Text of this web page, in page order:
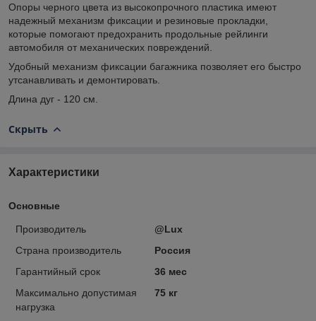
Опоры черного цвета из высокопрочного пластика имеют
надежный механизм фиксации и резиновые прокладки,
которые помогают предохранить продольные рейлинги
автомобиля от механических повреждений.
Удобный механизм фиксации багажника позволяет его быстро
утсанавливать и демонтировать.
Длина дуг - 120 см.
Скрыть
Характеристики
Основные
Производитель
@Lux
Страна производитель
Россия
Гарантийный срок
36 мес
Максимально допустимая
нагрузка
75 кг